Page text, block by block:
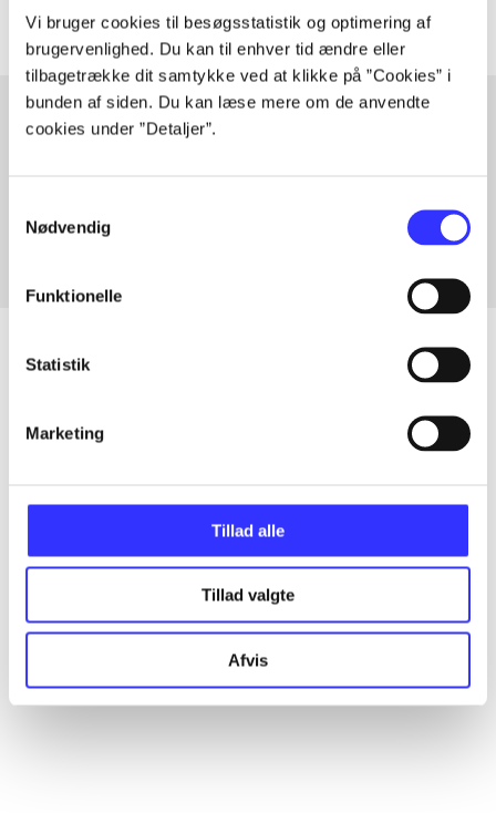
Vi bruger cookies til besøgsstatistik og optimering af
brugervenlighed. Du kan til enhver tid ændre eller
tilbagetrække dit samtykke ved at klikke på ”Cookies” i
bunden af siden. Du kan læse mere om de anvendte
cookies under ”Detaljer”.
Nødvendig
Funktionelle
Statistik
Marketing
Tillad alle
Tillad valgte
Afvis
Alle registrerede artikler fordelt på udgivelser
...